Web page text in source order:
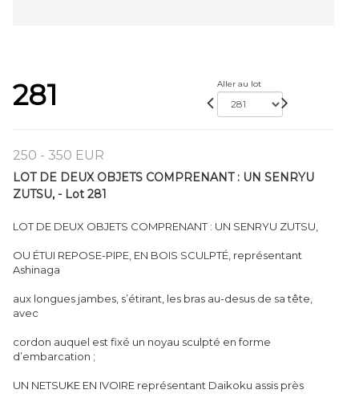
281 Aller au lot
250 - 350 EUR
LOT DE DEUX OBJETS COMPRENANT : UN SENRYU
ZUTSU, - Lot 281
LOT DE DEUX OBJETS COMPRENANT : UN SENRYU ZUTSU,
OU ÉTUI REPOSE-PIPE, EN BOIS SCULPTÉ, représentant
Ashinaga
aux longues jambes, s’étirant, les bras au-desus de sa tête,
avec
cordon auquel est fixé un noyau sculpté en forme
d’embarcation ;
UN NETSUKE EN IVOIRE représentant Daikoku assis près